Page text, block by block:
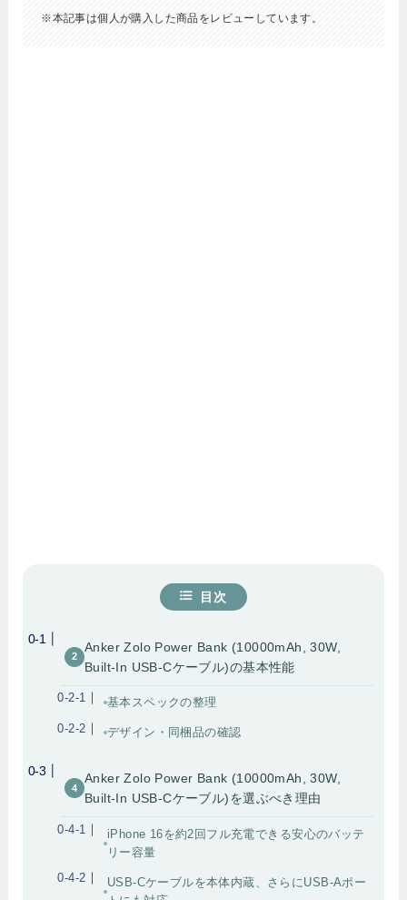
※本記事は個人が購入した商品をレビューしています。
目次
Anker Zolo Power Bank (10000mAh, 30W,
Built-In USB-Cケーブル)の基本性能
基本スペックの整理
デザイン・同梱品の確認
Anker Zolo Power Bank (10000mAh, 30W,
Built-In USB-Cケーブル)を選ぶべき理由
iPhone 16を約2回フル充電できる安心のバッテ
リー容量
USB-Cケーブルを本体内蔵、さらにUSB-Aポー